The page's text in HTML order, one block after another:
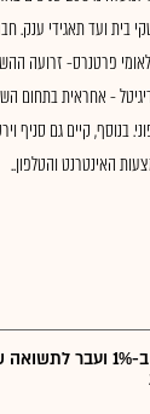
בית ועד תאגידי ענק.
פרטנרס- זרועה
- אחראית בתחום
בנוסף, קיים גם סניף
האינטרנט והטלפון..
ת"א 35 עלה ב-1%